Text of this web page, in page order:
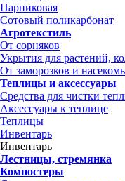
Парниковая
Сотовый поликарбонат
Агротекстиль
От сорняков
Укрытия для растений,
От заморозков и
Теплицы и аксессуары
Средства для чистки
Аксессуары к теплице
Теплицы
Инвентарь
Инвентарь
Лестницы, стремянка
Компостеры